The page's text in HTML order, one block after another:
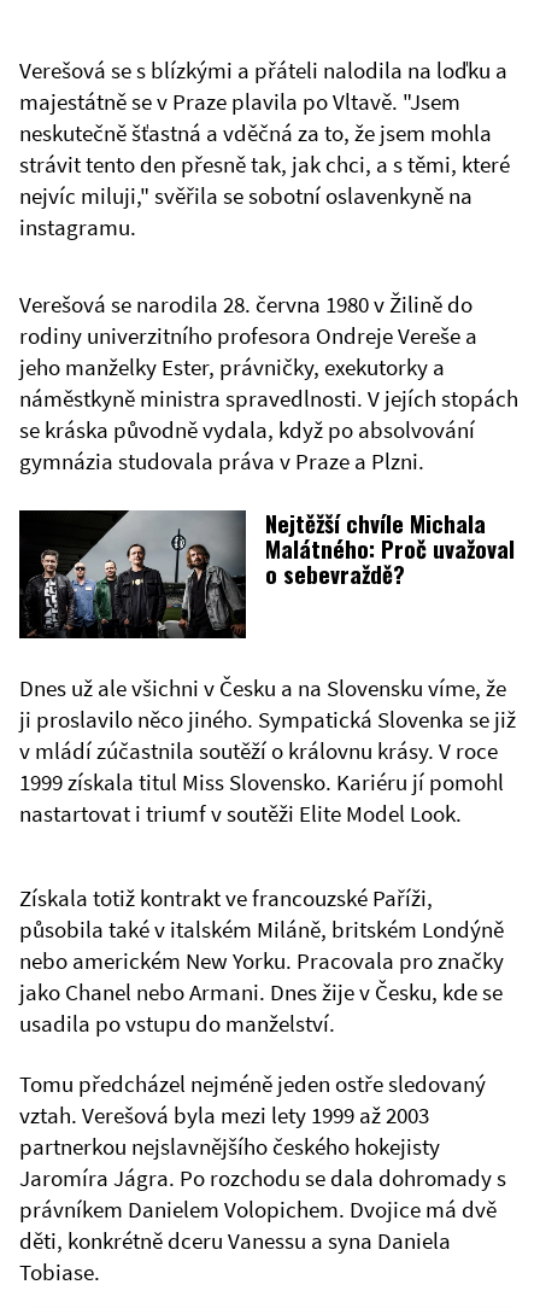
Verešová se s blízkými a přáteli nalodila na loďku a
majestátně se v Praze plavila po Vltavě. "Jsem
neskutečně šťastná a vděčná za to, že jsem mohla
strávit tento den přesně tak, jak chci, a s těmi, které
nejvíc miluji," svěřila se sobotní oslavenkyně na
instagramu.
Verešová se narodila 28. června 1980 v Žilině do
rodiny univerzitního profesora Ondreje Vereše a
jeho manželky Ester, právničky, exekutorky a
náměstkyně ministra spravedlnosti. V jejích stopách
se kráska původně vydala, když po absolvování
gymnázia studovala práva v Praze a Plzni.
Nejtěžší chvíle Michala
Malátného: Proč uvažoval
o sebevraždě?
Dnes už ale všichni v Česku a na Slovensku víme, že
ji proslavilo něco jiného. Sympatická Slovenka se již
v mládí zúčastnila soutěží o královnu krásy. V roce
1999 získala titul Miss Slovensko. Kariéru jí pomohl
nastartovat i triumf v soutěži Elite Model Look.
Získala totiž kontrakt ve francouzské Paříži,
působila také v italském Miláně, britském Londýně
nebo americkém New Yorku. Pracovala pro značky
jako Chanel nebo Armani. Dnes žije v Česku, kde se
usadila po vstupu do manželství.
Tomu předcházel nejméně jeden ostře sledovaný
vztah. Verešová byla mezi lety 1999 až 2003
partnerkou nejslavnějšího českého hokejisty
Jaromíra Jágra. Po rozchodu se dala dohromady s
právníkem Danielem Volopichem. Dvojice má dvě
děti, konkrétně dceru Vanessu a syna Daniela
Tobiase.